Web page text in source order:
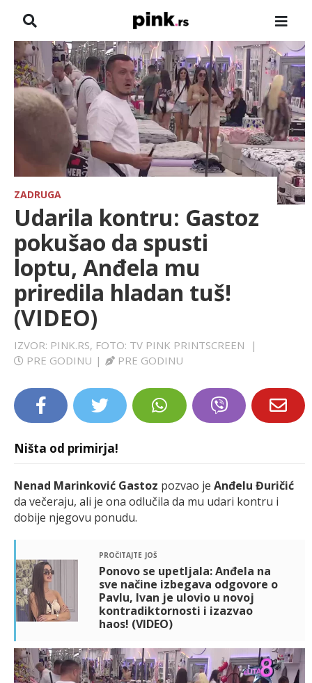
NASLOVNA
VESTI
ZADRUGA
HRONIKA
FARMERI
SPORT
LIFESTYLE
EXTRA
ZADRUGA
Udarila kontru: Gastoz
pokušao da spusti
loptu, Anđela mu
priredila hladan tuš!
(VIDEO)
IZVOR: PINK.RS, FOTO: TV PINK PRINTSCREEN
|
PRE GODINU | PRE GODINU
Ništa od primirja!
Nenad Marinković Gastoz pozvao je Anđelu Đuričić
da večeraju, ali je ona odlučila da mu udari kontru i
dobije njegovu ponudu.
pročitajte još
Ponovo se upetljala: Anđela na
sve načine izbegava odgovore o
Pavlu, Ivan je ulovio u novoj
kontradiktornosti i izazvao
haos! (VIDEO)